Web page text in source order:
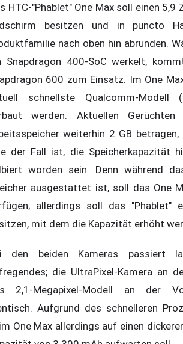
HTC-"Phablet" One Max soll einen 5,9
besitzen und in puncto
nach oben hin abrunden.
Snapdragon 400-SoC werkelt,
600 zum Einsatz. Im One
schnellste Qualcomm-Modell
werden. Aktuellen
weiterhin 2 GB
der Fall ist, die Speicherkapazität
worden sein. Denn während
ausgestattet ist, soll das One
allerdings soll das "Phablet"
mit dem die Kapazität erhöht
den beiden Kameras passiert
die UltraPixel-Kamera an
2,1-Megapixel-Modell an der
Aufgrund des schnelleren
One Max allerdings auf einen